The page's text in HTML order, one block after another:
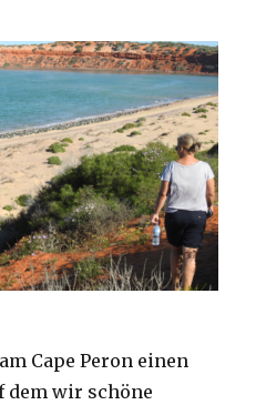
Cape Peron einen
dem wir schöne